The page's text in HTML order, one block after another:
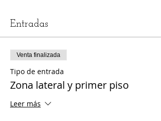
Entradas
Venta finalizada
Tipo de entrada
Zona lateral y primer piso
Leer más